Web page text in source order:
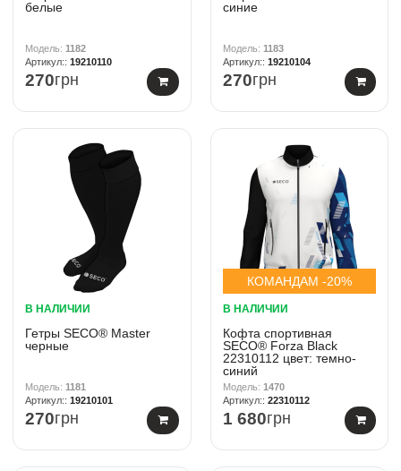
белые
1182
19210110
270грн
синие
1183
19210104
270грн
В НАЛИЧИИ
Гетры SECO® Master
черные
1181
19210101
270грн
КОМАНДАМ -20%
В НАЛИЧИИ
Кофта спортивная
SECO® Forza Black
22310112 цвет: темно-
синий
1470
22310112
1 680грн